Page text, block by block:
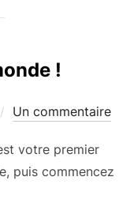
!
Un commentaire
votre premier
puis commencez